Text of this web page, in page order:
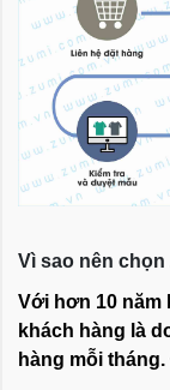
Vì sao nên
Với hơn 10 năm
khách hàng là
hàng mỗi